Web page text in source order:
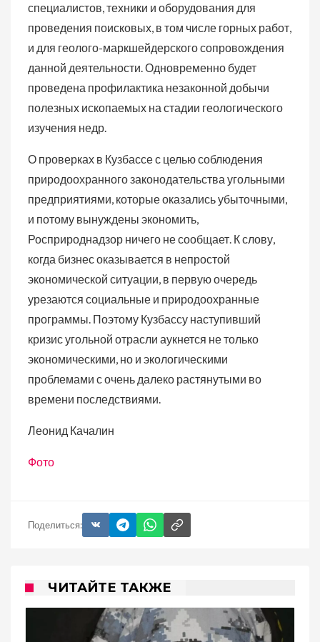
специалистов, техники и оборудования для
проведения поисковых, в том числе горных работ,
и для геолого-маркшейдерского сопровождения
данной деятельности. Одновременно будет
проведена профилактика незаконной добычи
полезных ископаемых на стадии геологического
изучения недр.
О проверках в Кузбассе с целью соблюдения
природоохранного законодательства угольными
предприятиями, которые оказались убыточными,
и потому вынуждены экономить,
Росприроднадзор ничего не сообщает. К слову,
когда бизнес оказывается в непростой
экономической ситуации, в первую очередь
урезаются социальные и природоохранные
программы. Поэтому Кузбассу наступивший
кризис угольной отрасли аукнется не только
экономическими, но и экологическими
проблемами с очень далеко растянутыми во
времени последствиями.
Леонид Качалин
Фото
Поделиться:
ЧИТАЙТЕ ТАКЖЕ